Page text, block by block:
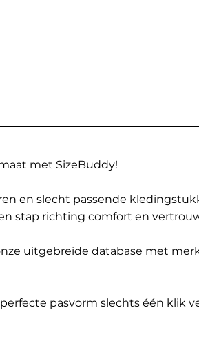
met SizeBuddy!
en slecht passende
stap richting comfort en
uitgebreide database met
pasvorm slechts één klik